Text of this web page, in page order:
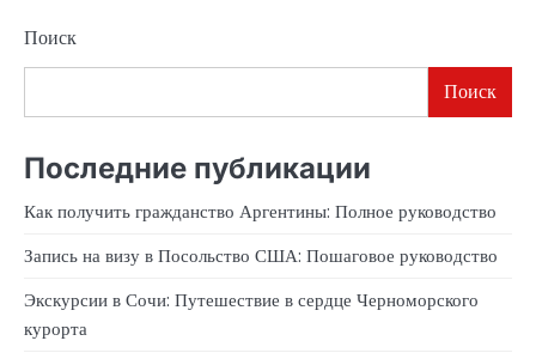
Поиск
Поиск
Последние публикации
Как получить гражданство Аргентины: Полное руководство
Запись на визу в Посольство США: Пошаговое руководство
Экскурсии в Сочи: Путешествие в сердце Черноморского
курорта